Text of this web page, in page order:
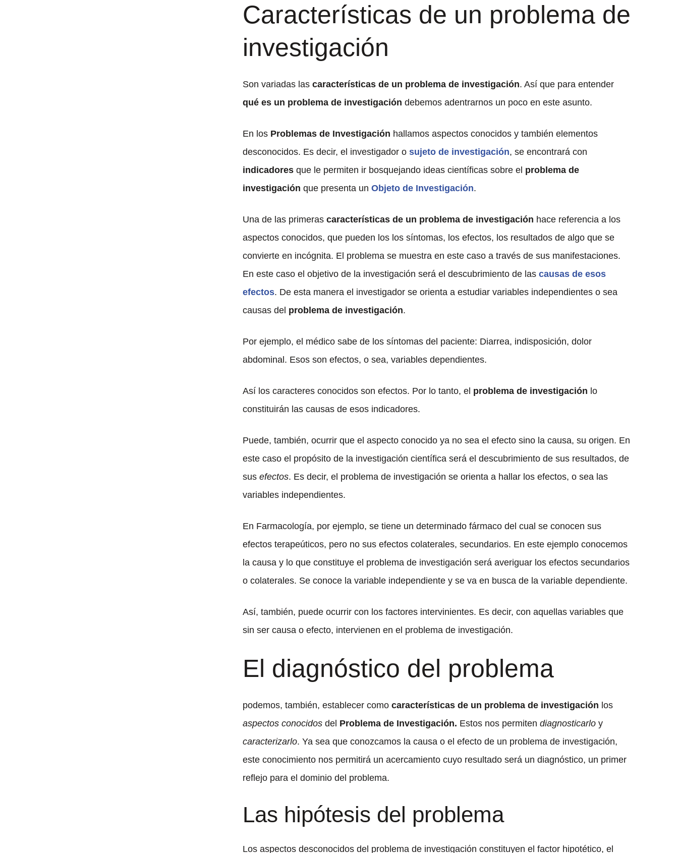
Características de un problema de
investigación
Son variadas lascaracterísticas de un problema de investigación. Así que para entender
qué es un problema de investigacióndebemos adentrarnos un poco en este asunto.
En los Problemas de Investigación hallamos aspectos conocidos y también elementos
desconocidos. Es decir, el investigador osujeto de investigación, se encontrará con
indicadoresque le permiten ir bosquejando ideas científicas sobre el problema de
investigación que presenta unObjeto de Investigación.
Una de las primerascaracterísticas de un problema de investigación hace referencia a los
aspectos conocidos, que pueden los los síntomas, los efectos, los resultados de algo que se
convierte en incógnita. El problema se muestra en este caso a través de sus manifestaciones.
En este caso el objetivo de la investigación será el descubrimiento de lascausas de esos
efectos. De esta manera el investigador se orienta a estudiar variables independientes o sea
causas del problema de investigación.
Por ejemplo, el médico sabe de los síntomas del paciente: Diarrea, indisposición, dolor
abdominal. Esos son efectos, o sea, variables dependientes.
Así los caracteres conocidos son efectos. Por lo tanto, el problema de investigación lo
constituirán las causas de esos indicadores.
Puede, también, ocurrir que el aspecto conocido ya no sea el efecto sino la causa, su origen. En
este caso el propósito de la investigación científica será el descubrimiento de sus resultados, de
sus efectos. Es decir, el problema de investigación se orienta a hallar los efectos, o sea las
variables independientes.
En Farmacología, por ejemplo, se tiene un determinado fármaco del cual se conocen sus
efectos terapeúticos, pero no sus efectos colaterales, secundarios. En este ejemplo conocemos
la causa y lo que constituye el problema de investigación será averiguar los efectos secundarios
o colaterales. Se conoce la variable independiente y se va en busca de la variable dependiente.
Así, también, puede ocurrir con los factores intervinientes. Es decir, con aquellas variables que
sin ser causa o efecto, intervienen en el problema de investigación.
El diagnóstico del problema
podemos, también, establecer comocaracterísticas de un problema de investigación los
aspectos conocidos del Problema de Investigación. Estos nos permitendiagnosticarlo y
caracterizarlo. Ya sea que conozcamos la causa o el efecto de un problema de investigación,
este conocimiento nos permitirá un acercamiento cuyo resultado será un diagnóstico, un primer
reflejo para el dominio del problema.
Las hipótesis del problema
Los aspectos desconocidos del problema de investigación constituyen el factor hipotético, el